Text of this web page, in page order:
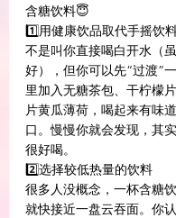
含糖饮料😇
1️⃣用健康饮品取代手摇饮
不是叫你直接喝白开水（
好），但你可以先“过渡”
里加入无糖茶包、干柠檬
片黄瓜薄荷，喝起来有味
口。慢慢你就会发现，其
很好喝。
2️⃣选择较低热量的饮料
很多人没概念，一杯含糖
就快接近一盘云吞面。你